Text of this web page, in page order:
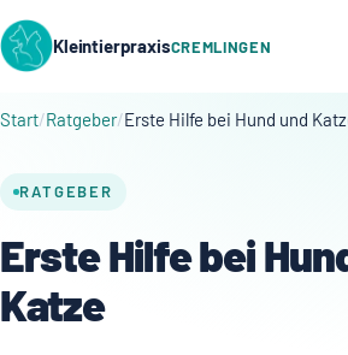
KleintierpraxisCREMLINGEN
Start Ratgeber Erste Hilfe bei Hund und
RATGEBER
Erste Hilfe bei
Katze